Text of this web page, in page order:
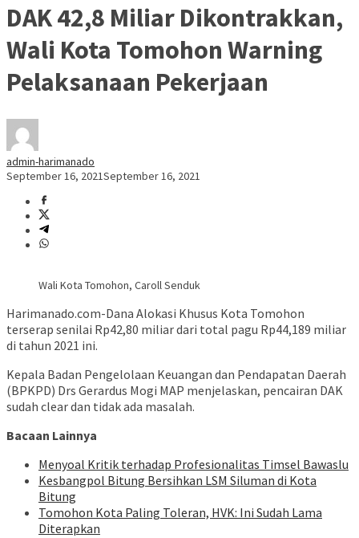
DAK 42,8 Miliar Dikontrakkan,
Wali Kota Tomohon Warning
Pelaksanaan Pekerjaan
admin-harimanado
September 16, 2021September 16, 2021
Wali Kota Tomohon, Caroll Senduk
Harimanado.com-Dana Alokasi Khusus Kota Tomohon
terserap senilai Rp42,80 miliar dari total pagu Rp44,189 miliar
di tahun 2021 ini.
Kepala Badan Pengelolaan Keuangan dan Pendapatan Daerah
(BPKPD) Drs Gerardus Mogi MAP menjelaskan, pencairan DAK
sudah clear dan tidak ada masalah.
Bacaan Lainnya
Menyoal Kritik terhadap Profesionalitas Timsel Bawaslu
Kesbangpol Bitung Bersihkan LSM Siluman di Kota
Bitung
Tomohon Kota Paling Toleran, HVK: Ini Sudah Lama
Diterapkan